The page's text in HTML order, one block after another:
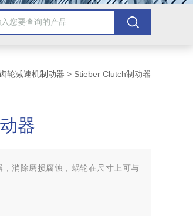
轮减速机制动器 > Stieber Clutch制动器
器
，消除磨损腐蚀，蜗轮在尺寸上可与